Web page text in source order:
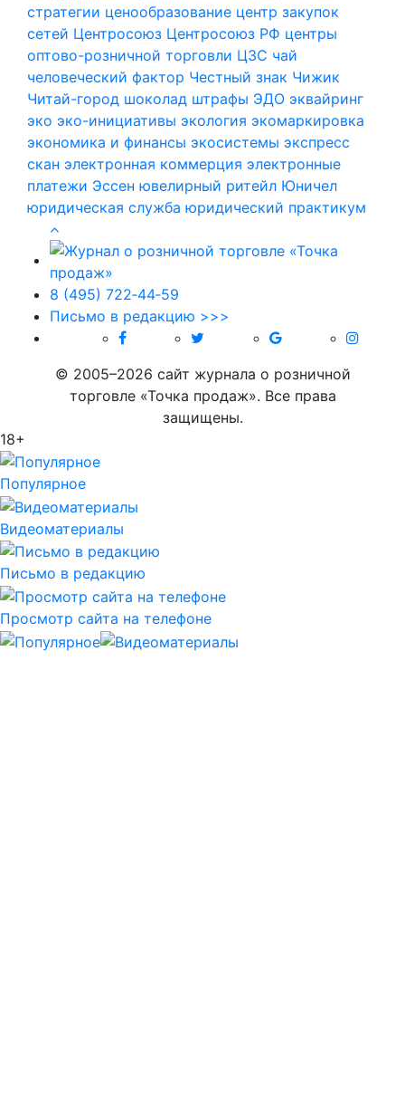
стратегии ценообразование центр закупок
сетей Центросоюз Центросоюз РФ центры
оптово-розничной торговли ЦЗС чай
человеческий фактор Честный знак Чижик
Читай-город шоколад штрафы ЭДО эквайринг
эко эко-инициативы экология экомаркировка
экономика и финансы экосистемы экспресс
скан электронная коммерция электронные
платежи Эссен ювелирный ритейл Юничел
юридическая служба юридический практикум
8 (495) 722‑44‑59
Письмо в редакцию >>>
© 2005–2026 сайт журнала о розничной
торговле «Точка продаж». Все права
защищены.
18+
Популярное
Видеоматериалы
Письмо в редакцию
Просмотр сайта на телефоне